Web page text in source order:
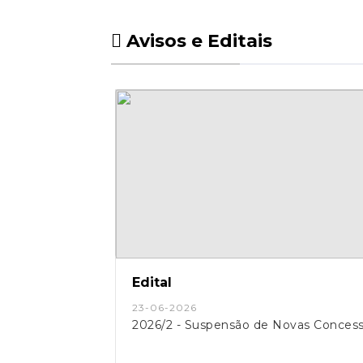
Avisos e Editais
Edital
23-06-2026
2026/2 - Suspensão de Novas